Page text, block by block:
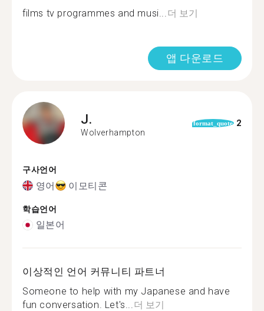
films tv programmes and musi...더 보기
앱 다운로드
J.
Wolverhampton
format_quote 2
구사언어
영어 이모티콘
학습언어
일본어
이상적인 언어 커뮤니티 파트너
Someone to help with my Japanese and have
fun conversation. Let's...더 보기